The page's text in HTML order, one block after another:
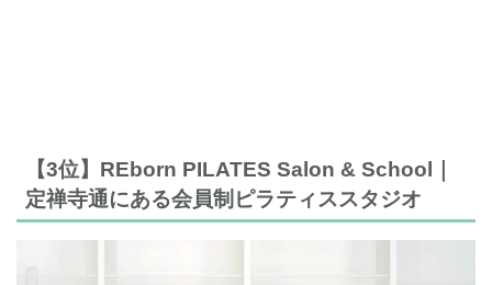
【3位】REborn PILATES Salon & School｜
定禅寺通にある会員制ピラティススタジオ